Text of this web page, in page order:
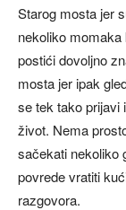
Starog mosta jer
nekoliko momaka
postići dovoljno
mosta jer ipak
se tek tako prijavi
život. Nema
sačekati nekoliko
povrede vratiti
razgovora.